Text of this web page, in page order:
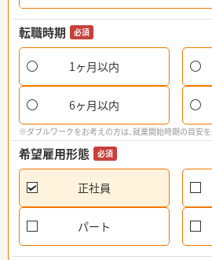
転職時期 必須
1ヶ月以内
6ヶ月以内
※ダブルワークをお考えの方は、就業開始時期の目安
希望雇用形態 必須
正社員
パート